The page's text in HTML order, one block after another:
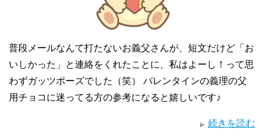
普段メールなんて打たないお義父さんが、短文だけど「お
いしかった」と連絡をくれたことに、私はよーし！って思
わずガッツポーズでした（笑） バレンタインの義理の父
用チョコに迷ってる方の参考になると嬉しいです♪
続きを読む